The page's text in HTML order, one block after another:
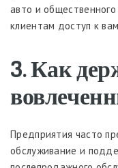
авто и
клиентам доступ к
3. Как
Предприятия часто
обслуживание и